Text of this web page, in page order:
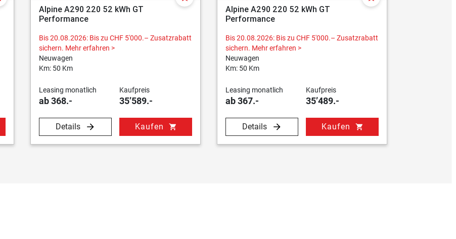
Alpine A290 220 52 kWh GT
Performance
Bis 20.08.2026: Bis zu CHF 5'000.– Zusatzrabatt
sichern. Mehr erfahren >
Neuwagen
Km: 50 Km
Leasing monatlich
ab 368.-
Kaufpreis
35’589.-
Details Kaufen shopping_cart
Alpine A290 220 52 kWh GT
Performance
Bis 20.08.2026: Bis zu CHF 5'000.– Zusatzrabatt
sichern. Mehr erfahren >
Neuwagen
Km: 50 Km
Leasing monatlich
ab 367.-
Kaufpreis
35’489.-
Details Kaufen shopping_cart